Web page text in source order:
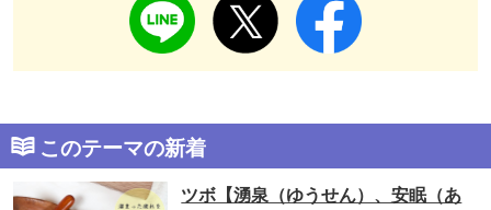
このテーマの新着
ツボ【湧泉（ゆうせん）、安眠（あ